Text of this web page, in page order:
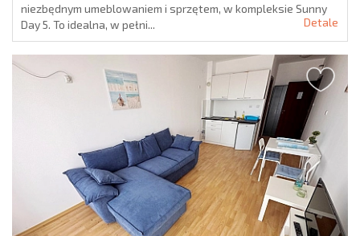
niezbędnym umeblowaniem i sprzętem, w kompleksie Sunny
Day 5. To idealna, w pełni...
Detale